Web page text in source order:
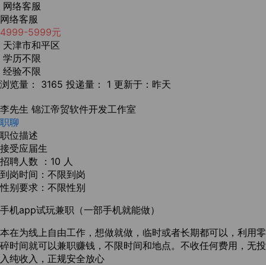
网络客服
网络客服
4999-5999元
天津市和平区
学历不限
经验不限
浏览量： 3165 投递量： 1 更新于：昨天
李先生 锦江帝贸软件开发工作室
职聊
职位描述
接受应届生
招聘人数 ：10 人
到岗时间：不限到岗
性别要求：不限性别
手机app试玩兼职（一部手机就能做）
本在为线上自由工作，想做就做，临时或者长期都可以，利用零
碎时间就可以兼职赚钱，不限时间和地点。不收任何费用，无投
入纯收入，正规安全放心